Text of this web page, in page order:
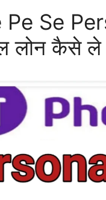
Pe Se
लोन कैसे ले |